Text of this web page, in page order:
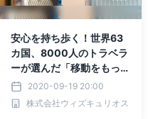
安心を持ち歩く！世界63
カ国、8000人のトラベラ
ーが選んだ「移動をもっと
楽にする」バッグがMaku
akeにて先行予約受付
中！！
2020-09-19 20:00
株式会社ウィズキュリオス